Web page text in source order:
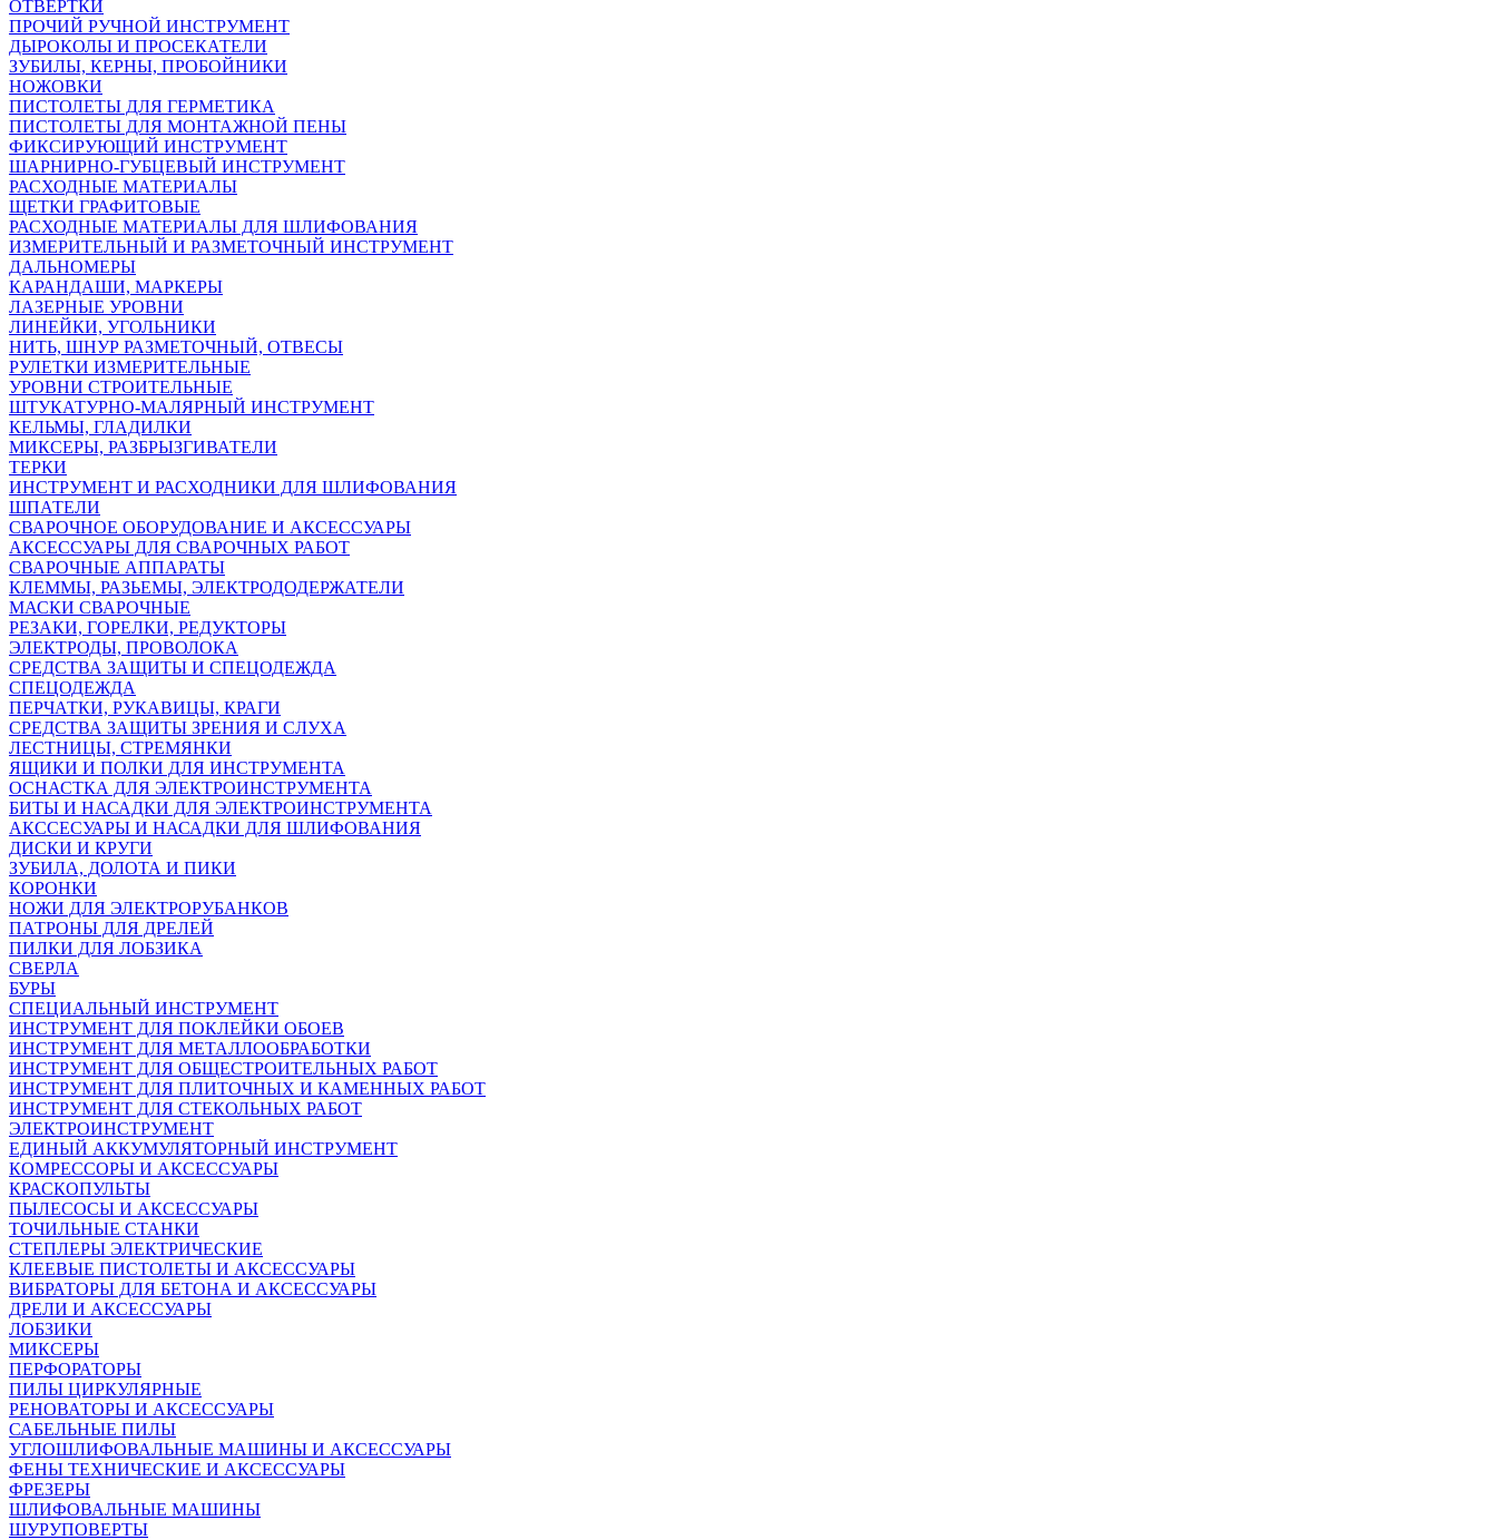
ОТВЕРТКИ
ПРОЧИЙ РУЧНОЙ ИНСТРУМЕНТ
ДЫРОКОЛЫ И ПРОСЕКАТЕЛИ
ЗУБИЛЫ, КЕРНЫ, ПРОБОЙНИКИ
НОЖОВКИ
ПИСТОЛЕТЫ ДЛЯ ГЕРМЕТИКА
ПИСТОЛЕТЫ ДЛЯ МОНТАЖНОЙ ПЕНЫ
ФИКСИРУЮЩИЙ ИНСТРУМЕНТ
ШАРНИРНО-ГУБЦЕВЫЙ ИНСТРУМЕНТ
РАСХОДНЫЕ МАТЕРИАЛЫ
ЩЕТКИ ГРАФИТОВЫЕ
РАСХОДНЫЕ МАТЕРИАЛЫ ДЛЯ ШЛИФОВАНИЯ
ИЗМЕРИТЕЛЬНЫЙ И РАЗМЕТОЧНЫЙ ИНСТРУМЕНТ
ДАЛЬНОМЕРЫ
КАРАНДАШИ, МАРКЕРЫ
ЛАЗЕРНЫЕ УРОВНИ
ЛИНЕЙКИ, УГОЛЬНИКИ
НИТЬ, ШНУР РАЗМЕТОЧНЫЙ, ОТВЕСЫ
РУЛЕТКИ ИЗМЕРИТЕЛЬНЫЕ
УРОВНИ СТРОИТЕЛЬНЫЕ
ШТУКАТУРНО-МАЛЯРНЫЙ ИНСТРУМЕНТ
КЕЛЬМЫ, ГЛАДИЛКИ
МИКСЕРЫ, РАЗБРЫЗГИВАТЕЛИ
ТЕРКИ
ИНСТРУМЕНТ И РАСХОДНИКИ ДЛЯ ШЛИФОВАНИЯ
ШПАТЕЛИ
СВАРОЧНОЕ ОБОРУДОВАНИЕ И АКСЕССУАРЫ
АКСЕССУАРЫ ДЛЯ СВАРОЧНЫХ РАБОТ
СВАРОЧНЫЕ АППАРАТЫ
КЛЕММЫ, РАЗЬЕМЫ, ЭЛЕКТРОДОДЕРЖАТЕЛИ
МАСКИ СВАРОЧНЫЕ
РЕЗАКИ, ГОРЕЛКИ, РЕДУКТОРЫ
ЭЛЕКТРОДЫ, ПРОВОЛОКА
СРЕДСТВА ЗАЩИТЫ И СПЕЦОДЕЖДА
СПЕЦОДЕЖДА
ПЕРЧАТКИ, РУКАВИЦЫ, КРАГИ
СРЕДСТВА ЗАЩИТЫ ЗРЕНИЯ И СЛУХА
ЛЕСТНИЦЫ, СТРЕМЯНКИ
ЯЩИКИ И ПОЛКИ ДЛЯ ИНСТРУМЕНТА
ОСНАСТКА ДЛЯ ЭЛЕКТРОИНСТРУМЕНТА
БИТЫ И НАСАДКИ ДЛЯ ЭЛЕКТРОИНСТРУМЕНТА
АКССЕСУАРЫ И НАСАДКИ ДЛЯ ШЛИФОВАНИЯ
ДИСКИ И КРУГИ
ЗУБИЛА, ДОЛОТА И ПИКИ
КОРОНКИ
НОЖИ ДЛЯ ЭЛЕКТРОРУБАНКОВ
ПАТРОНЫ ДЛЯ ДРЕЛЕЙ
ПИЛКИ ДЛЯ ЛОБЗИКА
СВЕРЛА
БУРЫ
СПЕЦИАЛЬНЫЙ ИНСТРУМЕНТ
ИНСТРУМЕНТ ДЛЯ ПОКЛЕЙКИ ОБОЕВ
ИНСТРУМЕНТ ДЛЯ МЕТАЛЛООБРАБОТКИ
ИНСТРУМЕНТ ДЛЯ ОБЩЕСТРОИТЕЛЬНЫХ РАБОТ
ИНСТРУМЕНТ ДЛЯ ПЛИТОЧНЫХ И КАМЕННЫХ РАБОТ
ИНСТРУМЕНТ ДЛЯ СТЕКОЛЬНЫХ РАБОТ
ЭЛЕКТРОИНСТРУМЕНТ
ЕДИНЫЙ АККУМУЛЯТОРНЫЙ ИНСТРУМЕНТ
КОМРЕССОРЫ И АКСЕССУАРЫ
КРАСКОПУЛЬТЫ
ПЫЛЕСОСЫ И АКСЕССУАРЫ
ТОЧИЛЬНЫЕ СТАНКИ
СТЕПЛЕРЫ ЭЛЕКТРИЧЕСКИЕ
КЛЕЕВЫЕ ПИСТОЛЕТЫ И АКСЕССУАРЫ
ВИБРАТОРЫ ДЛЯ БЕТОНА И АКСЕССУАРЫ
ДРЕЛИ И АКСЕССУАРЫ
ЛОБЗИКИ
МИКСЕРЫ
ПЕРФОРАТОРЫ
ПИЛЫ ЦИРКУЛЯРНЫЕ
РЕНОВАТОРЫ И АКСЕССУАРЫ
САБЕЛЬНЫЕ ПИЛЫ
УГЛОШЛИФОВАЛЬНЫЕ МАШИНЫ И АКСЕССУАРЫ
ФЕНЫ ТЕХНИЧЕСКИЕ И АКСЕССУАРЫ
ФРЕЗЕРЫ
ШЛИФОВАЛЬНЫЕ МАШИНЫ
ШУРУПОВЕРТЫ